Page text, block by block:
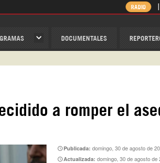
DOCUMENTALES
RADIO
a romper el
Publicada:domingo, 30 de agosto de
Actualizada:domingo, 30 de agosto de